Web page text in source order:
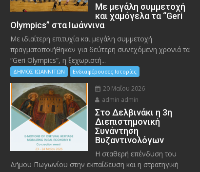
Με μεγάλη συμμετοχή
και χαμόγελα τα “Geri
Olympics” στα Ιωάννινα
Με ιδιαίτερη επιτυχία και μεγάλη συμμετοχή
πραγματοποιήθηκαν για δεύτερη συνεχόμενη χρονιά τα
“Geri Olympics”, η ξεχωριστή...
ΔΗΜΟΣ ΙΩΑΝΝΙΤΩΝ Ενδιαφέρουσες Ιστορίες
20 Μαΐου 2026
admin admin
Στο Δελβινάκι η 3η
Διεπιστημονική
Συνάντηση
Βυζαντινολόγων
Η σταθερή επένδυση του
Δήμου Πωγωνίου στην εκπαίδευση και η στρατηγική